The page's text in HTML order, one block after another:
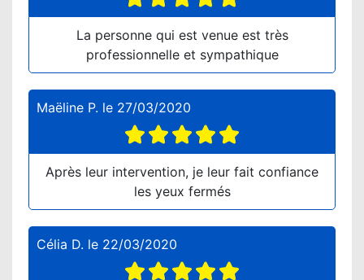
La personne qui est venue est très
professionnelle et sympathique
Maëline P. le 27/03/2020
Après leur intervention, je leur fait confiance
les yeux fermés
Célia D. le 22/03/2020